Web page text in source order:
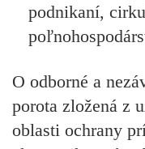
podnikaní,
O odborné a
porota zložená z
oblasti ochrany